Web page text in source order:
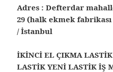
Adres : Defterdar
29 (halk ekmek
/ İstanbul
İKİNCİ EL ÇIKMA
LASTİK YENİ LASTİK İŞ